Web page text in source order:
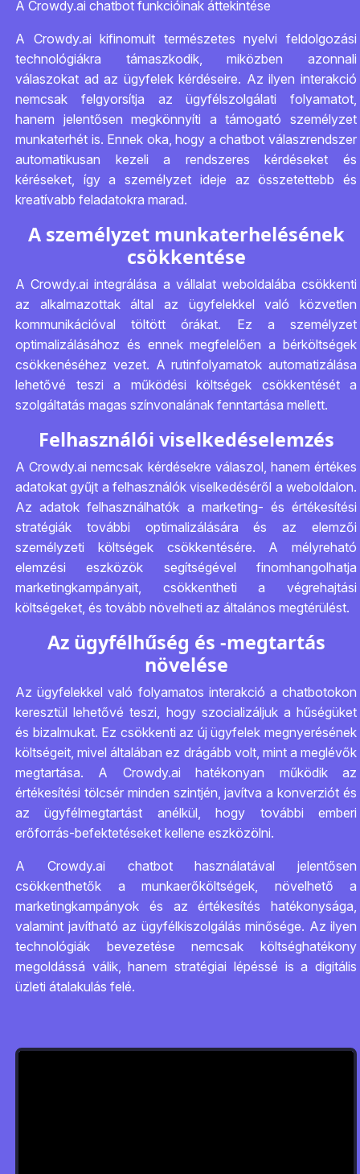
A Crowdy.ai chatbot funkcióinak áttekintése
A Crowdy.ai kifinomult természetes nyelvi feldolgozási
technológiákra támaszkodik, miközben azonnali
válaszokat ad az ügyfelek kérdéseire. Az ilyen interakció
nemcsak felgyorsítja az ügyfélszolgálati folyamatot,
hanem jelentősen megkönnyíti a támogató személyzet
munkaterhét is. Ennek oka, hogy a chatbot válaszrendszer
automatikusan kezeli a rendszeres kérdéseket és
kéréseket, így a személyzet ideje az összetettebb és
kreatívabb feladatokra marad.
A személyzet munkaterhelésének
csökkentése
A Crowdy.ai integrálása a vállalat weboldalába csökkenti
az alkalmazottak által az ügyfelekkel való közvetlen
kommunikációval töltött órákat. Ez a személyzet
optimalizálásához és ennek megfelelően a bérköltségek
csökkenéséhez vezet. A rutinfolyamatok automatizálása
lehetővé teszi a működési költségek csökkentését a
szolgáltatás magas színvonalának fenntartása mellett.
Felhasználói viselkedéselemzés
A Crowdy.ai nemcsak kérdésekre válaszol, hanem értékes
adatokat gyűjt a felhasználók viselkedéséről a weboldalon.
Az adatok felhasználhatók a marketing- és értékesítési
stratégiák további optimalizálására és az elemzői
személyzeti költségek csökkentésére. A mélyreható
elemzési eszközök segítségével finomhangolhatja
marketingkampányait, csökkentheti a végrehajtási
költségeket, és tovább növelheti az általános megtérülést.
Az ügyfélhűség és -megtartás
növelése
Az ügyfelekkel való folyamatos interakció a chatbotokon
keresztül lehetővé teszi, hogy szocializáljuk a hűségüket
és bizalmukat. Ez csökkenti az új ügyfelek megnyerésének
költségeit, mivel általában ez drágább volt, mint a meglévők
megtartása. A Crowdy.ai hatékonyan működik az
értékesítési tölcsér minden szintjén, javítva a konverziót és
az ügyfélmegtartást anélkül, hogy további emberi
erőforrás-befektetéseket kellene eszközölni.
A Crowdy.ai chatbot használatával jelentősen
csökkenthetők a munkaerőköltségek, növelhető a
marketingkampányok és az értékesítés hatékonysága,
valamint javítható az ügyfélkiszolgálás minősége. Az ilyen
technológiák bevezetése nemcsak költséghatékony
megoldássá válik, hanem stratégiai lépéssé is a digitális
üzleti átalakulás felé.